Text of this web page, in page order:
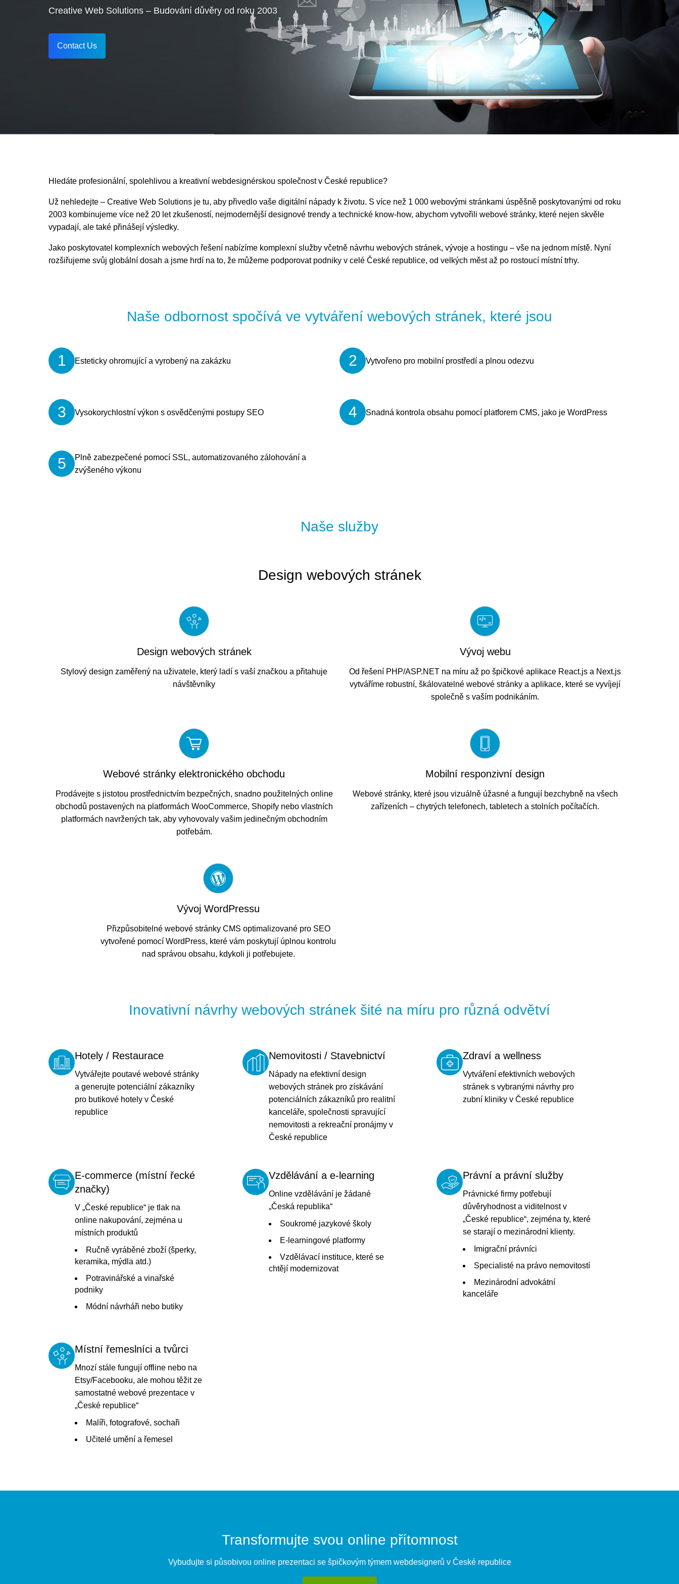
Vacancy for Tele Caller Sales Executive
Core Web Vitals Optimization
Creative Web Solutions – Budování důvěry od roku 2003
Contact Us
Hledáte profesionální, spolehlivou a kreativní webdesignérskou společnost v České republice?
Už nehledejte – Creative Web Solutions je tu, aby přivedlo vaše digitální nápady k životu. S více než 1 000 webovými stránkami úspěšně poskytovanými od roku
2003 kombinujeme více než 20 let zkušeností, nejmodernější designové trendy a technické know-how, abychom vytvořili webové stránky, které nejen skvěle
vypadají, ale také přinášejí výsledky.
Jako poskytovatel komplexních webových řešení nabízíme komplexní služby včetně návrhu webových stránek, vývoje a hostingu – vše na jednom místě. Nyní
rozšiřujeme svůj globální dosah a jsme hrdí na to, že můžeme podporovat podniky v celé České republice, od velkých měst až po rostoucí místní trhy.
Naše odbornost spočívá ve vytváření webových stránek, které jsou
1 Esteticky ohromující a vyrobený na zakázku 2 Vytvořeno pro mobilní prostředí a plnou odezvu
3 Vysokorychlostní výkon s osvědčenými postupy SEO 4 Snadná kontrola obsahu pomocí platforem CMS, jako je WordPress
5
Plně zabezpečené pomocí SSL, automatizovaného zálohování a
zvýšeného výkonu
Naše služby
Design webových stránek
Design webových stránek
Stylový design zaměřený na uživatele, který ladí s vaší značkou a přitahuje
návštěvníky
Vývoj webu
Od řešení PHP/ASP.NET na míru až po špičkové aplikace React.js a Next.js
vytváříme robustní, škálovatelné webové stránky a aplikace, které se vyvíjejí
společně s vaším podnikáním.
Webové stránky elektronického obchodu
Prodávejte s jistotou prostřednictvím bezpečných, snadno použitelných online
obchodů postavených na platformách WooCommerce, Shopify nebo vlastních
platformách navržených tak, aby vyhovovaly vašim jedinečným obchodním
potřebám.
Mobilní responzivní design
Webové stránky, které jsou vizuálně úžasné a fungují bezchybně na všech
zařízeních – chytrých telefonech, tabletech a stolních počítačích.
Vývoj WordPressu
Přizpůsobitelné webové stránky CMS optimalizované pro SEO
vytvořené pomocí WordPress, které vám poskytují úplnou kontrolu
nad správou obsahu, kdykoli ji potřebujete.
Inovativní návrhy webových stránek šité na míru pro různá odvětví
Hotely / Restaurace
Vytvářejte poutavé webové stránky
a generujte potenciální zákazníky
pro butikové hotely v České
republice
Nemovitosti / Stavebnictví
Nápady na efektivní design
webových stránek pro získávání
potenciálních zákazníků pro realitní
kanceláře, společnosti spravující
nemovitosti a rekreační pronájmy v
České republice
Zdraví a wellness
Vytváření efektivních webových
stránek s vybranými návrhy pro
zubní kliniky v České republice
E-commerce (místní řecké
značky)
V „České republice“ je tlak na
online nakupování, zejména u
místních produktů
Ručně vyráběné zboží (šperky,
keramika, mýdla atd.)
Potravinářské a vinařské
podniky
Módní návrháři nebo butiky
Vzdělávání a e-learning
Online vzdělávání je žádané
„Česká republika“
Soukromé jazykové školy
E-learningové platformy
Vzdělávací instituce, které se
chtějí modernizovat
Právní a právní služby
Právnické firmy potřebují
důvěryhodnost a viditelnost v
„České republice“, zejména ty, které
se starají o mezinárodní klienty.
Imigrační právníci
Specialisté na právo nemovitostí
Mezinárodní advokátní
kanceláře
Místní řemeslníci a tvůrci
Mnozí stále fungují offline nebo na
Etsy/Facebooku, ale mohou těžit ze
samostatné webové prezentace v
„České republice“
Malíři, fotografové, sochaři
Učitelé umění a řemesel
Transformujte svou online přítomnost
Vybudujte si působivou online prezentaci se špičkovým týmem webdesignerů v České republice